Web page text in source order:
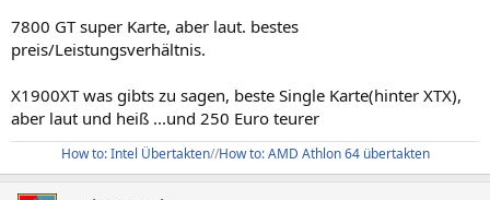
7800 GT super Karte, aber laut. bestes
preis/Leistungsverhältnis.
X1900XT was gibts zu sagen, beste Single Karte(hinter XTX),
aber laut und heiß ...und 250 Euro teurer
How to: Intel Übertakten//How to: AMD Athlon 64 übertakten